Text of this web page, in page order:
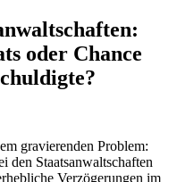
oder Chance
gravierenden Problem:
den Staatsanwaltschaften
Verzögerungen im